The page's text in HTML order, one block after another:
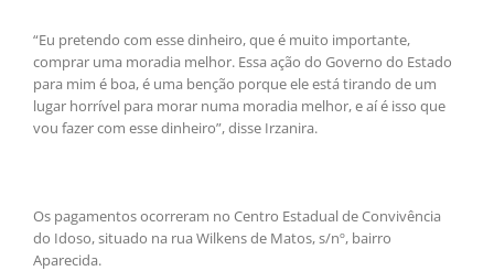
“Eu pretendo com esse dinheiro, que é muito importante,
comprar uma moradia melhor. Essa ação do Governo do Estado
para mim é boa, é uma benção porque ele está tirando de um
lugar horrível para morar numa moradia melhor, e aí é isso que
vou fazer com esse dinheiro”, disse Irzanira.
Os pagamentos ocorreram no Centro Estadual de Convivência
do Idoso, situado na rua Wilkens de Matos, s/nº, bairro
Aparecida.